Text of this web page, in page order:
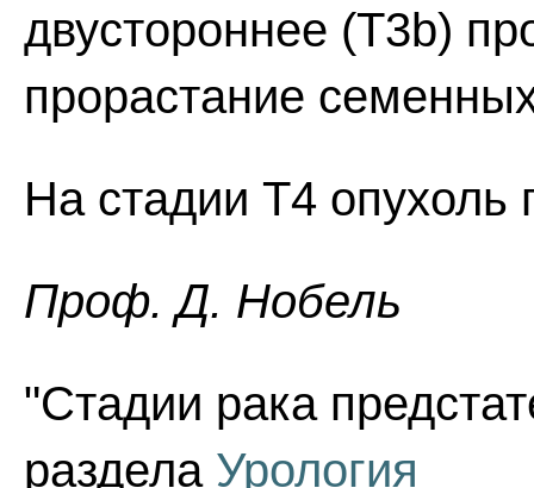
двустороннее (Т3b)
прорастание
На стадии Т4 опухоль
Проф. Д. Нобель
"Стадии рака
раздела Урология